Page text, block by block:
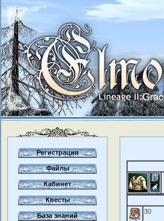
Регистрация
Файлы
Кабинет
Квесты
База знаний
30